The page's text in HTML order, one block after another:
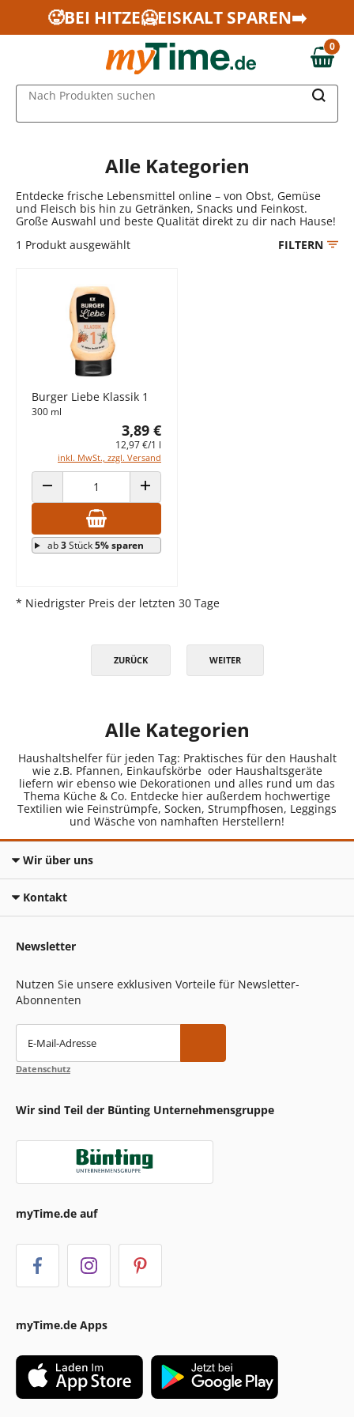
Zum Hauptinhalt springen
Zur Navigation springen
Zur Suche springen
🥵BEI HITZE🥶EISKALT SPAREN➡️
0,00 €
0
Nach Produkten suchen
Alle Kategorien
Entdecke frische Lebensmittel online – von Obst, Gemüse
und Fleisch bis hin zu Getränken, Snacks und Feinkost.
Große Auswahl und beste Qualität direkt zu dir nach Hause!
1 Produkt ausgewählt FILTERN
Burger Liebe Klassik 1
300 ml
3,89 €
12,97 €/1 l
inkl. MwSt., zzgl. Versand
ANZAHL VERRINGERN ANZAHL ERHÖHEN
ab3Stück5% sparen
* Niedrigster Preis der letzten 30 Tage
ZURÜCK WEITER
Alle Kategorien
Haushaltshelfer für jeden Tag: Praktisches für den Haushalt
wie z.B. Pfannen, Einkaufskörbe oder Haushaltsgeräte
liefern wir ebenso wie Dekorationen und alles rund um das
Thema Küche & Co. Entdecke hier außerdem hochwertige
Textilien wie Feinstrümpfe, Socken, Strumpfhosen, Leggings
und Wäsche von namhaften Herstellern!
Wir über uns
Kontakt
Newsletter
Nutzen Sie unsere exklusiven Vorteile für Newsletter-
Abonnenten
E-Mail-Adresse
Datenschutz
Wir sind Teil der Bünting Unternehmensgruppe
myTime.de auf
myTime.de Apps